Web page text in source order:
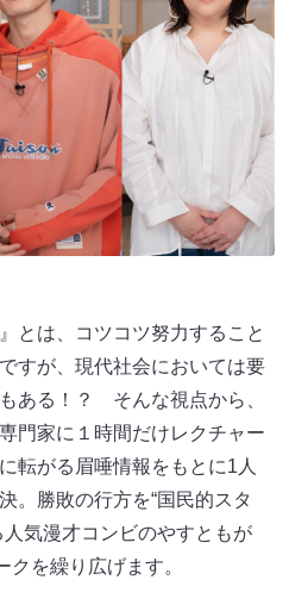
とは、コツコツ努力すること
すが、現代社会においては要
ある！？ そんな視点から、
門家に１時間だけレクチャー
転がる眉唾情報をもとに1人
。勝敗の行方を“国民的スタ
気漫才コンビのやすともが
クを繰り広げます。